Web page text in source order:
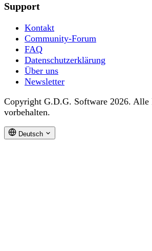
Support
Kontakt
Community-Forum
FAQ
Datenschutzerklärung
Über uns
Newsletter
Copyright G.D.G. Software 2026. Alle
vorbehalten.
Deutsch